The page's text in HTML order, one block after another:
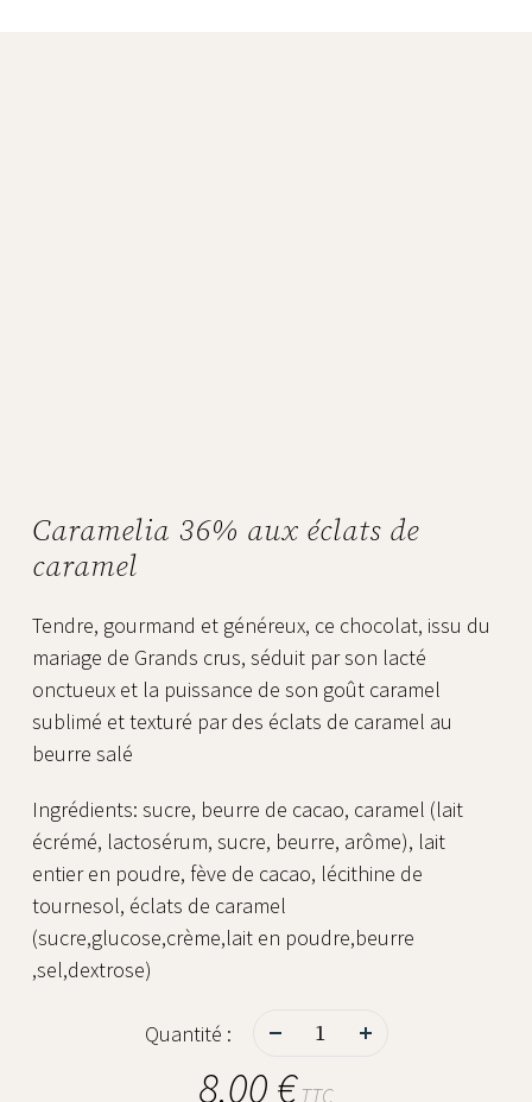
Caramelia 36% aux éclats de
caramel
Tendre, gourmand et généreux, ce chocolat, issu du
mariage de Grands crus, séduit par son lacté
onctueux et la puissance de son goût caramel
sublimé et texturé par des éclats de caramel au
beurre salé
Ingrédients: sucre, beurre de cacao, caramel (lait
écrémé, lactosérum, sucre, beurre, arôme), lait
entier en poudre, fève de cacao, lécithine de
tournesol, éclats de caramel
(sucre,glucose,crème,lait en poudre,beurre
,sel,dextrose)
Quantité :
-
8,00 € TTC